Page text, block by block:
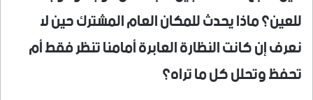
للعين؟ ماذا يحدث للمكان العام المشترك حين لا
نعرف إن كانت النظارة العابرة أمامنا تنظر فقط أم
تحفظ وتحلل كل ما تراه؟